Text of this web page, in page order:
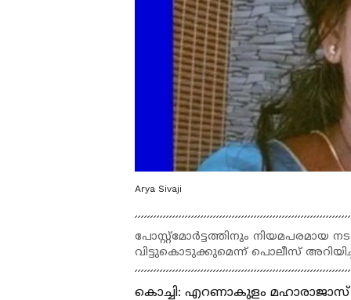
Arya Sivaji
പോസ്റ്റ്‌മോര്‍ട്ടത്തിനും നിയമപരമായ
വിട്ടുകൊടുക്കുമെന്ന് പൊലീസ്
കൊച്ചി: എറണാകുളം മഹാരാജാസ്